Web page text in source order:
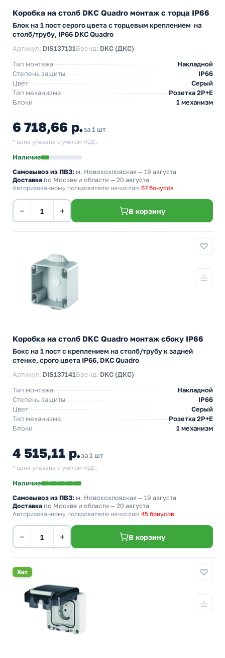
Коробка на столб DKC Quadro монтаж с торца IP66
Блок на 1 пост серого цвета с торцевым креплением на
столб/трубу, IP66 DKC Quadro
Артикул: DIS137131Бренд: DKC (ДКС)
Тип монтажа
Накладной
Степень защиты
IP66
Цвет
Серый
Тип механизма
Розетка 2Р+Е
Блоки
1 механизм
6 718,66 р.за 1 шт
* цена указана с учетом НДС.
Наличие
Самовывоз из ПВЗ: м. Новохохловская — 19 августа
Доставка по Москве и области — 20 августа
Авторизованному пользователю начислим 67 бонусов
− + В корзину
Коробка на столб DKC Quadro монтаж сбоку IP66
Бокс на 1 пост с креплением на столб/трубу к задней
стенке, срого цвета IP66, DKC Quadro
Артикул: DIS137141Бренд: DKC (ДКС)
Тип монтажа
Накладной
Степень защиты
IP66
Цвет
Серый
Тип механизма
Розетка 2Р+Е
Блоки
1 механизм
4 515,11 р.за 1 шт
* цена указана с учетом НДС.
Наличие
Самовывоз из ПВЗ: м. Новохохловская — 19 августа
Доставка по Москве и области — 20 августа
Авторизованному пользователю начислим 45 бонусов
− + В корзину
Хит